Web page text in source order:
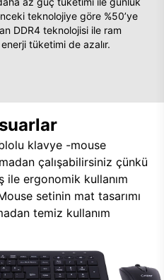
teknolojiye göre %50’ye
DDR4 teknolojisi ile ram
tüketimi de azalır.
klavye -mouse
çalışabilirsiniz çünkü
ile ergonomik kullanım
setinin mat tasarımı
temiz kullanım